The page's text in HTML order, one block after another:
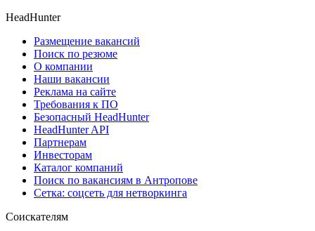
HeadHunter
Размещение вакансий
Поиск по резюме
О компании
Наши вакансии
Реклама на сайте
Требования к ПО
Безопасный HeadHunter
HeadHunter API
Партнерам
Инвесторам
Каталог компаний
Поиск по вакансиям в Антропове
Сетка: соцсеть для нетворкинга
Соискателям